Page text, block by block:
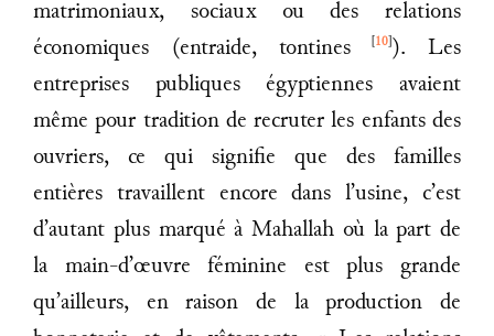
matrimoniaux, sociaux ou des relations
économiques (entraide, tontines
10] ). Les
entreprises publiques égyptiennes avaient
même pour tradition de recruter les enfants des
ouvriers, ce qui signifie que des familles
entières travaillent encore dans l’usine, c’est
d’autant plus marqué à Mahallah où la part de
la main-d’œuvre féminine est plus grande
qu’ailleurs, en raison de la production de